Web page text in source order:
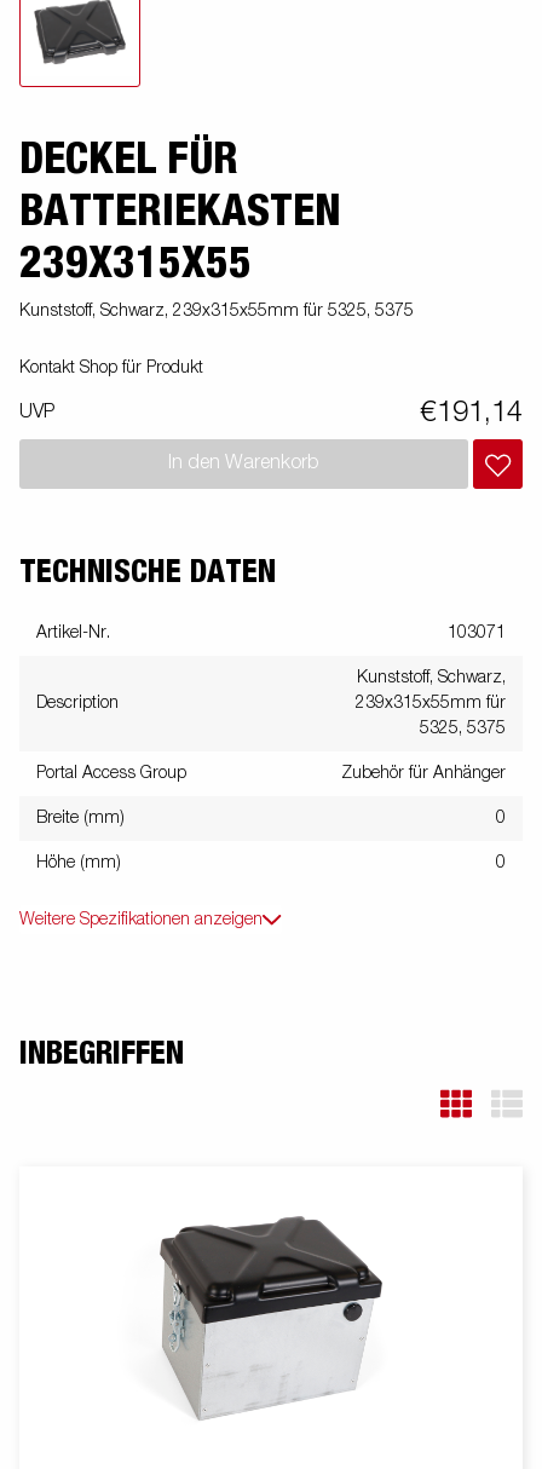
DECKEL FÜR
BATTERIEKASTEN
239X315X55
Kunststoff, Schwarz, 239x315x55mm für 5325, 5375
Kontakt Shop für Produkt
UVP €191,14
In den Warenkorb
TECHNISCHE DATEN
Artikel-Nr. 103071
Description
Kunststoff, Schwarz,
239x315x55mm für
5325, 5375
Portal Access Group Zubehör für Anhänger
Breite (mm) 0
Höhe (mm) 0
Weitere Spezifikationen anzeigen
INBEGRIFFEN